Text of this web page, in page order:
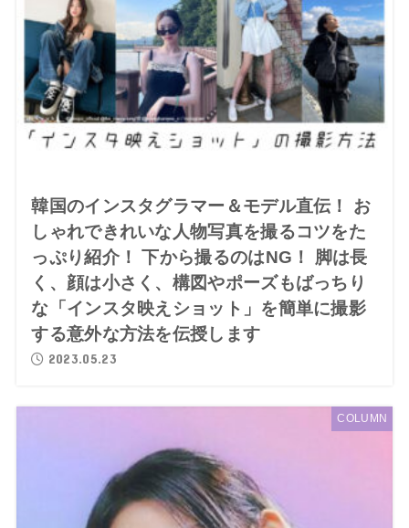
韓国のインスタグラマー＆モデル直伝！ お
しゃれできれいな人物写真を撮るコツをた
っぷり紹介！ 下から撮るのはNG！ 脚は長
く、顔は小さく、構図やポーズもばっちり
な「インスタ映えショット」を簡単に撮影
する意外な方法を伝授します
2023.05.23
COLUMN